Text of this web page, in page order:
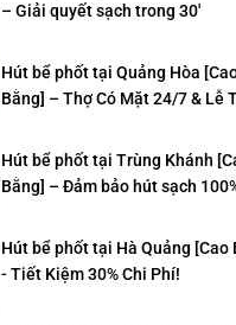
– Giải quyết sạch trong 30′
Hút bể phốt tại Quảng Hòa
Bằng] – Thợ Có Mặt 24/7 & Lễ
Hút bể phốt tại Trùng Khánh
Bằng] – Đảm bảo hút sạch
Hút bể phốt tại Hà Quảng [Cao
- Tiết Kiệm 30% Chi Phí!